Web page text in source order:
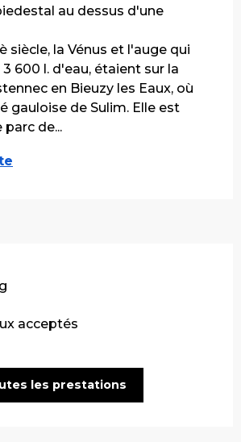
au dessus d'une
siècle, la Vénus et l'auge qui
600 l. d'eau, étaient sur la
en Bieuzy les Eaux, où
gauloise de Sulim. Elle est
de...
acceptés
les prestations